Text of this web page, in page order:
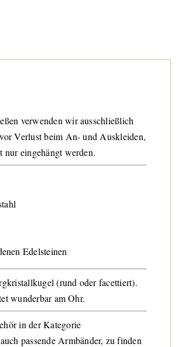
verwenden wir ausschließlich
Verlust beim An- und Auskleiden,
eingehängt werden.
Edelsteinen
(rund oder facettiert).
wunderbar am Ohr.
in der Kategorie
passende Armbänder, zu finden